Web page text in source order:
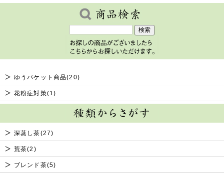
ゆうパケット商品(20)
花粉症対策(1)
深蒸し茶(27)
荒茶(2)
ブレンド茶(5)